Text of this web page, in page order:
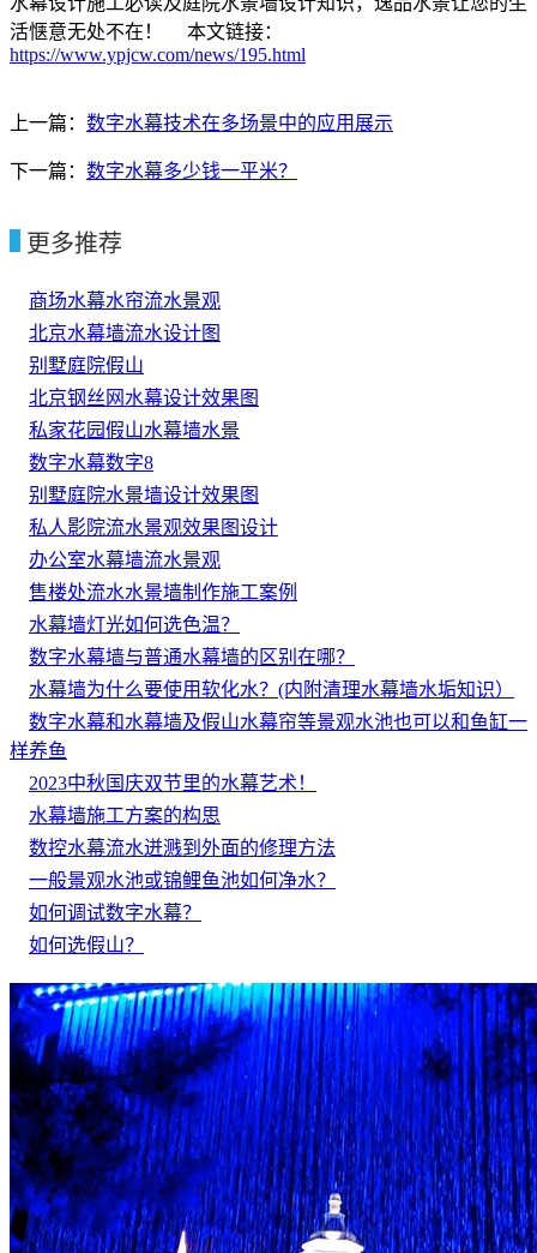
活惬意无处不在！ 本文链接：
https://www.ypjcw.com/news/195.html
上一篇： 数字水幕技术在多场景中的应用展示
下一篇： 数字水幕多少钱一平米？
更多推荐
商场水幕水帘流水景观
北京水幕墙流水设计图
别墅庭院假山
北京钢丝网水幕设计效果图
私家花园假山水幕墙水景
数字水幕数字8
别墅庭院水景墙设计效果图
私人影院流水景观效果图设计
办公室水幕墙流水景观
售楼处流水水景墙制作施工案例
水幕墙灯光如何选色温？
数字水幕墙与普通水幕墙的区别在哪？
水幕墙为什么要使用软化水？(内附清理水幕墙水垢知识）
数字水幕和水幕墙及假山水幕帘等景观水池也可以和鱼缸一
样养鱼
2023中秋国庆双节里的水幕艺术！
水幕墙施工方案的构思
数控水幕流水迸溅到外面的修理方法
一般景观水池或锦鲤鱼池如何净水？
如何调试数字水幕？
如何选假山？